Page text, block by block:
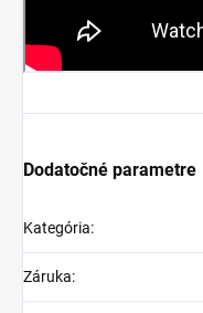
Dodatočné parametre
Kategória:
Záruka: